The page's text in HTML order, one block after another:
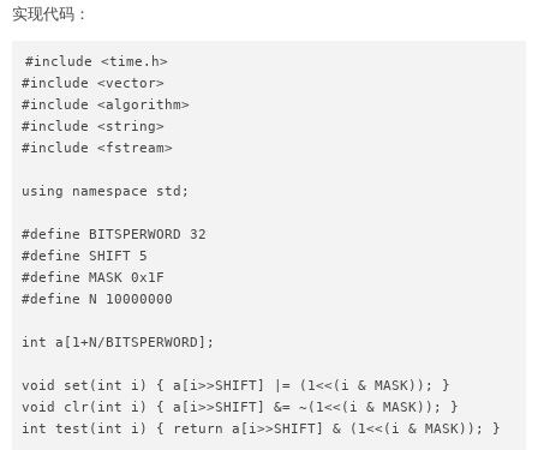
实现代码：
#include <time.h>
#include <vector>
#include <algorithm>
#include <string>
#include <fstream>
using namespace std;
#define BITSPERWORD 32
#define SHIFT 5
#define MASK 0x1F
#define N 10000000
int a[1+N/BITSPERWORD];
void set(int i) { a[i>>SHIFT] |= (1<<(i & MASK)); }
void clr(int i) { a[i>>SHIFT] &= ~(1<<(i & MASK)); }
int test(int i) { return a[i>>SHIFT] & (1<<(i & MASK)); }